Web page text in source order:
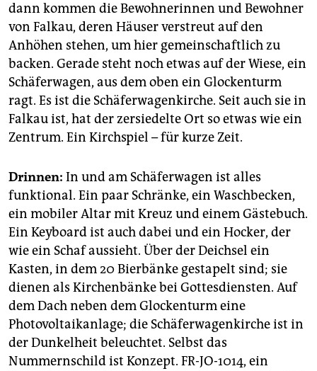
dann kommen die Bewohnerinnen und Bewohner
von Falkau, deren Häuser verstreut auf den
Anhöhen stehen, um hier gemeinschaftlich zu
backen. Gerade steht noch etwas auf der Wiese, ein
Schäferwagen, aus dem oben ein Glockenturm
ragt. Es ist die Schäferwagenkirche. Seit auch sie in
Falkau ist, hat der zersiedelte Ort so etwas wie ein
Zentrum. Ein Kirchspiel – für kurze Zeit.
Drinnen: In und am Schäferwagen ist alles
funktional. Ein paar Schränke, ein Waschbecken,
ein mobiler Altar mit Kreuz und einem Gästebuch.
Ein Keyboard ist auch dabei und ein Hocker, der
wie ein Schaf aussieht. Über der Deichsel ein
Kasten, in dem 20 Bierbänke gestapelt sind; sie
dienen als Kirchenbänke bei Gottesdiensten. Auf
dem Dach neben dem Glockenturm eine
Photovoltaikanlage; die Schäferwagenkirche ist in
der Dunkelheit beleuchtet. Selbst das
Nummernschild ist Konzept. FR-JO-1014, ein